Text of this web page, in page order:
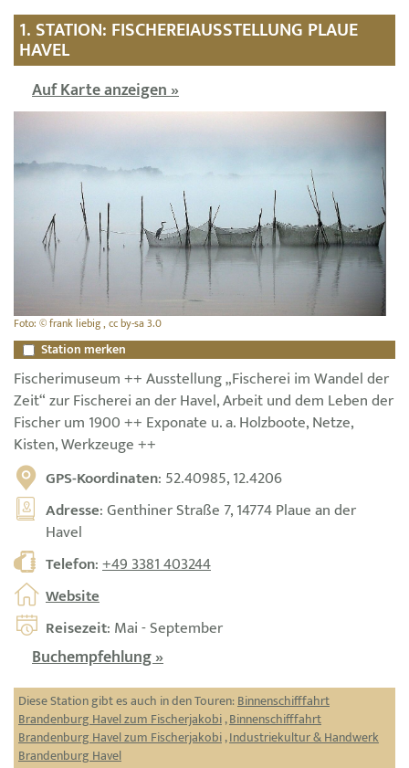
1. STATION: FISCHEREIAUSSTELLUNG PLAUE
HAVEL
Auf Karte anzeigen »
Foto: © frank liebig , cc by-sa 3.0
Station merken
Fischerimuseum ++ Ausstellung „Fischerei im Wandel der
Zeit“ zur Fischerei an der Havel, Arbeit und dem Leben der
Fischer um 1900 ++ Exponate u. a. Holzboote, Netze,
Kisten, Werkzeuge ++
GPS-Koordinaten: 52.40985, 12.4206
Adresse: Genthiner Straße 7, 14774 Plaue an der
Havel
Telefon:+49 3381 403244
Website
Reisezeit: Mai - September
Buchempfehlung »
Diese Station gibt es auch in den Touren:Binnenschifffahrt
Brandenburg Havel zum Fischerjakobi,Binnenschifffahrt
Brandenburg Havel zum Fischerjakobi,Industriekultur & Handwerk
Brandenburg Havel